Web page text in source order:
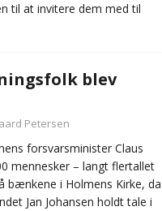
til at invitere dem med til
blev
Petersen
forsvarsminister Claus
mennesker – langt flertallet
bænkene i Holmens Kirke, da
Jan Johansen holdt tale i